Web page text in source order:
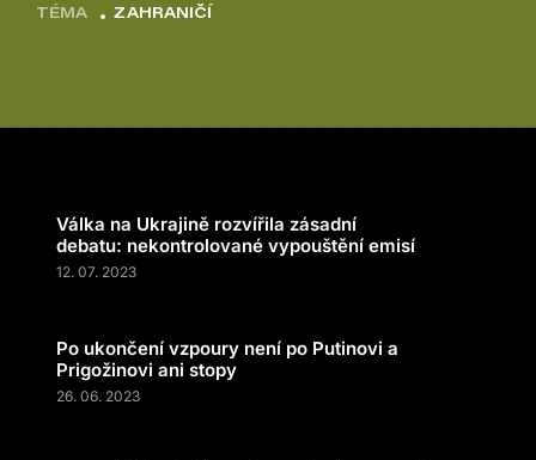
TÉMA ZAHRANIČÍ
Válka na Ukrajině rozvířila zásadní
debatu: nekontrolované vypouštění emisí
12. 07. 2023
Po ukončení vzpoury není po Putinovi a
Prigožinovi ani stopy
26. 06. 2023